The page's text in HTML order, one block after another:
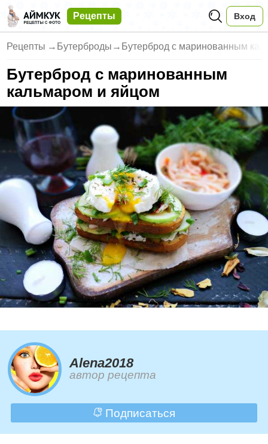
Рецепты Вход
Рецепты → Бутерброды → Бутерброд с маринованным
Бутерброд с маринованным
кальмаром и яйцом
Alena2018
автор рецепта
Подписаться